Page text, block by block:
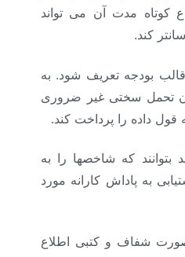
کوتاه مدت آن می تواند
کند.
قالب بودجه تعریف شود. به
تحمل سختی غیر ضروری
قول داده را پرداخت کند.
بتوانند که شاخصها را به
به پاداش کارانه مورد
شفاف و کتبی اطلاع